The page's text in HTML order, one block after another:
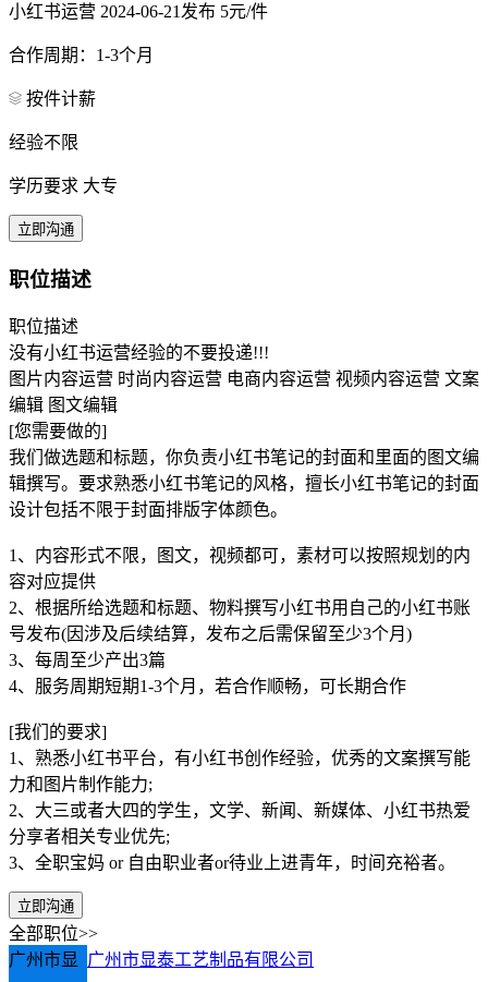
小红书运营 2024-06-21发布 5元/件
合作周期：1-3个月
按件计薪
经验不限
学历要求 大专
立即沟通
职位描述
职位描述
没有小红书运营经验的不要投递!!!
图片内容运营 时尚内容运营 电商内容运营 视频内容运营 文案
编辑 图文编辑
[您需要做的]
我们做选题和标题，你负责小红书笔记的封面和里面的图文编
辑撰写。要求熟悉小红书笔记的风格，擅长小红书笔记的封面
设计包括不限于封面排版字体颜色。
1、内容形式不限，图文，视频都可，素材可以按照规划的内
容对应提供
2、根据所给选题和标题、物料撰写小红书用自己的小红书账
号发布(因涉及后续结算，发布之后需保留至少3个月)
3、每周至少产出3篇
4、服务周期短期1-3个月，若合作顺畅，可长期合作
[我们的要求]
1、熟悉小红书平台，有小红书创作经验，优秀的文案撰写能
力和图片制作能力;
2、大三或者大四的学生，文学、新闻、新媒体、小红书热爱
分享者相关专业优先;
3、全职宝妈 or 自由职业者or待业上进青年，时间充裕者。
立即沟通
全部职位>>
广州市显
广州市显泰工艺制品有限公司